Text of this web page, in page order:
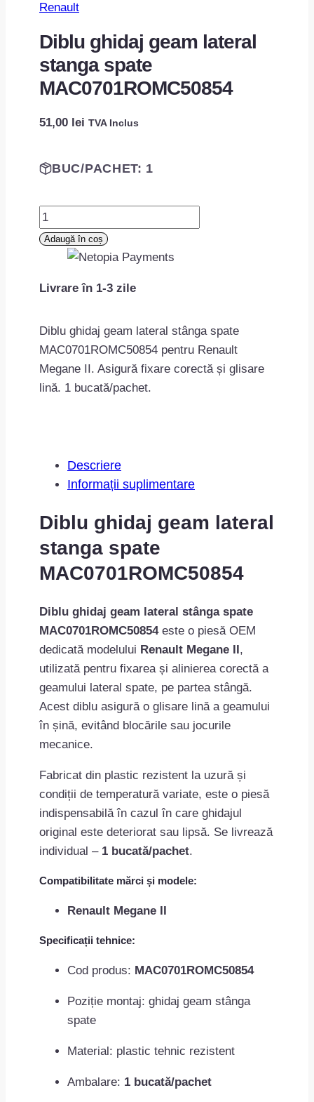
Renault
Diblu ghidaj geam lateral
stanga spate
MAC0701ROMC50854
51,00 lei TVA Inclus
BUC/PACHET: 1
Cantitate
Diblu
ghidaj
lateral
spate
MAC0701ROMC50854
Adaugă în coș
Livrare în 1-3 zile
Diblu ghidaj geam lateral stânga spate
MAC0701ROMC50854 pentru Renault
Megane II. Asigură fixare corectă și glisare
lină. 1 bucată/pachet.
Descriere
Informații suplimentare
Diblu ghidaj geam lateral
stanga spate
MAC0701ROMC50854
Diblu ghidaj geam lateral stânga spate
MAC0701ROMC50854este o piesă OEM
dedicată modelului Renault Megane II,
utilizată pentru fixarea și alinierea corectă a
geamului lateral spate, pe partea stângă.
Acest diblu asigură o glisare lină a geamului
în șină, evitând blocările sau jocurile
mecanice.
Fabricat din plastic rezistent la uzură și
condiții de temperatură variate, este o piesă
indispensabilă în cazul în care ghidajul
original este deteriorat sau lipsă. Se livrează
individual – 1 bucată/pachet.
Compatibilitate mărci și modele:
Renault Megane II
Specificații tehnice:
Cod produs: MAC0701ROMC50854
Poziție montaj: ghidaj geam stânga
spate
Material: plastic tehnic rezistent
Ambalare: 1 bucată/pachet